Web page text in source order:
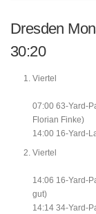
Dresden
30:20
Viertel
07:00 63-Yard-
Florian Finke)
14:00 16-Yard-
Viertel
14:06 16-Yard-
gut)
14:14 34-Yard-